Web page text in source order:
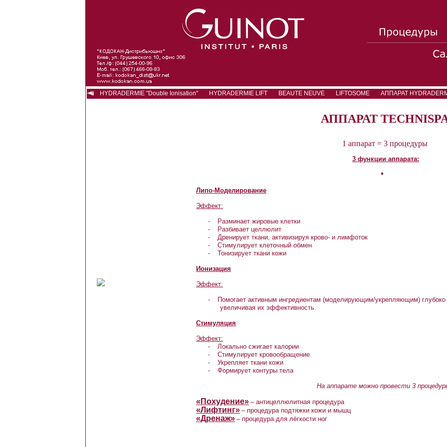
HYDRADERMIE "Double Ionisation" HYDRADERMIE LIFT BEAUTE NEUVE LIFTOSOME АППАРАТ
АППАРАТ
1 аппарат = 3 процедуры
3 функции аппарата:
Липо-Моделирование
Эффект:
-
Разминает жировые клетки
-
Разбивает целлюлит
-
Дренирует ткани, активизируя крово- и лимфоток
-
Стимулирует клеточный обмен
-
Тонизирует ткани кожи
Ионизация
Эффект:
-
Помогает активным ингредиентам (моделирующим/укрепляющим)
увеличивая их эффективность.
Стимуляция
Эффект:
-
Локально сжигает калории
-
Стимулирует кровообращение
-
Укрепляет ткани кожи
-
Формирует контуры тела
На аппарате можно провести 3
«Похудение» – антицеллюлитная процедура
«Лифтинг» – процедура подтяжки кожи и мышц
«Дренаж» – процедура для лёгкости ног